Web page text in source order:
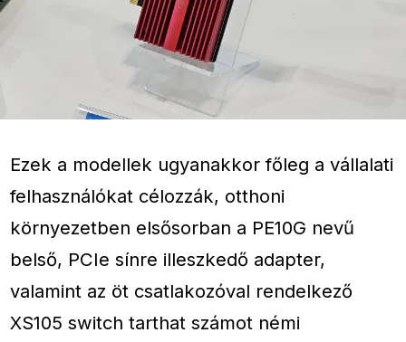
Ezek a modellek ugyanakkor főleg a vállalati
felhasználókat célozzák, otthoni
környezetben elsősorban a PE10G nevű
belső, PCIe sínre illeszkedő adapter,
valamint az öt csatlakozóval rendelkező
XS105 switch tarthat számot némi